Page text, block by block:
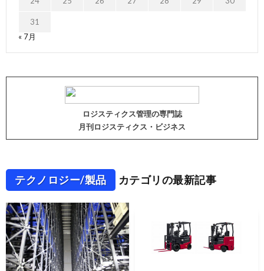
31
« 7月
ロジスティクス管理の専門誌
月刊ロジスティクス・ビジネス
テクノロジー/製品 カテゴリの最新記事